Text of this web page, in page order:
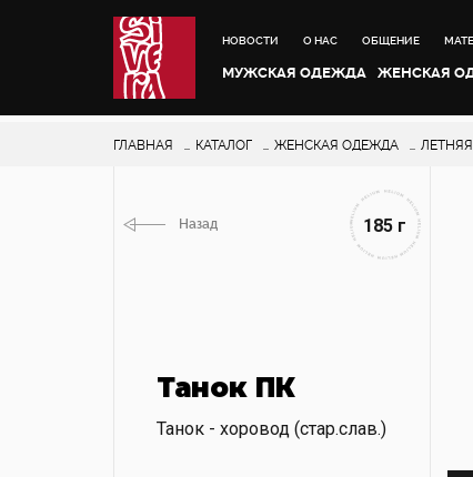
НОВОСТИ О НАС ОБЩЕНИЕ
МУЖСКАЯ ОДЕЖДА ЖЕНСКАЯ
ГЛАВНАЯ КАТАЛОГ ЖЕНСКАЯ ОДЕЖДА
Назад 185 г
Танок ПК
Танок - хоровод (стар.слав.)